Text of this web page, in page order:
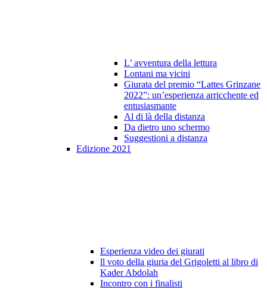
L’ avventura della lettura
Lontani ma vicini
Giurata del premio “Lattes Grinzane
2022”: un’esperienza arricchente ed
entusiasmante
Al di là della distanza
Da dietro uno schermo
Suggestioni a distanza
Edizione 2021
Esperienza video dei giurati
ll voto della giuria del Grigoletti al libro di
Kader Abdolah
Incontro con i finalisti